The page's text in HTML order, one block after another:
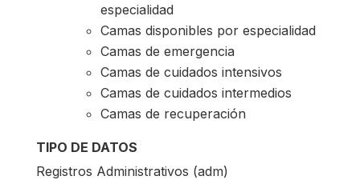
especialidad
Camas disponibles por especialidad
Camas de emergencia
Camas de cuidados intensivos
Camas de cuidados intermedios
Camas de recuperación
TIPO DE DATOS
Registros Administrativos (adm)